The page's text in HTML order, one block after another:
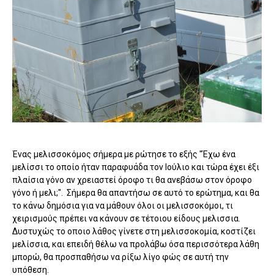
Ένας μελισσοκόμος σήμερα με ρώτησε το εξής "Έχω ένα
μελίσσι το οποίο ήταν παραφυάδα τον Ιούλιο και τώρα έχει έξι
πλαίσια γόνο αν χρειαστεί όροφο τι θα ανεβάσω στον όροφο
γόνο ή μελι;". Σήμερα θα απαντήσω σε αυτό το ερώτημα, και θα
το κάνω δημόσια για να μάθουν όλοι οι μελισσοκόμοι, τι
χειρισμούς πρέπει να κάνουν σε τέτοιου είδους μελισσια.
Δυστυχώς το οποιο λάθος γίνετε στη μελισσοκομία, κοστίζει
μελίσσια, και επειδή θέλω να προλάβω όσα περισσότερα λάθη
μπορώ, θα προσπαθήσω να ρίξω λίγο φώς σε αυτή την
υπόθεση.